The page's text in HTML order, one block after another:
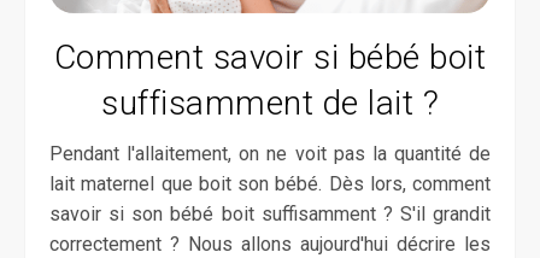
Comment savoir si bébé boit
suffisamment de lait ?
Pendant l'allaitement, on ne voit pas la quantité de
lait maternel que boit son bébé. Dès lors, comment
savoir si son bébé boit suffisamment ? S'il grandit
correctement ? Nous allons aujourd'hui décrire les